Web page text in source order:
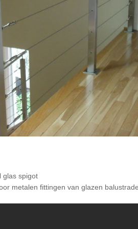
glas spigot
metalen fittingen van glazen